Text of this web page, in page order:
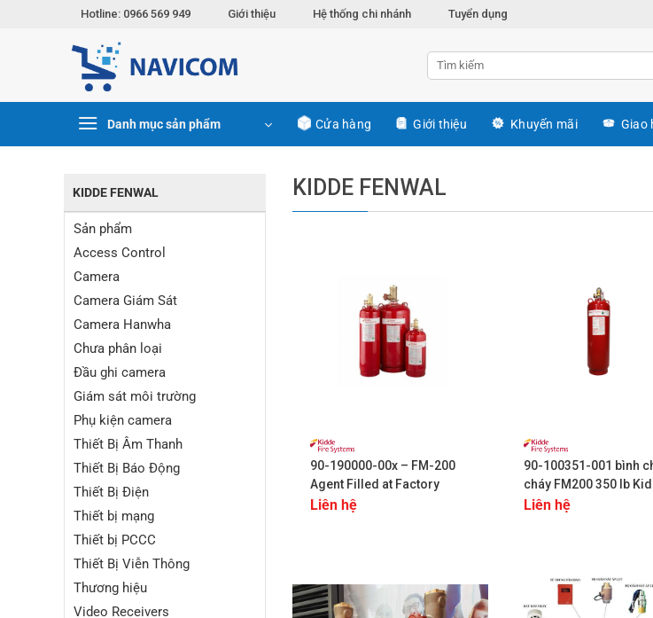
Hotline: 0966 569 949 Giới thiệu Hệ thống chi nhánh Tuyển dụng
Danh mục sản phẩm Cửa hàng Giới thiệu Khuyến mãi Giao
KIDDE FENWAL
Sản phẩm
Access Control
Camera
Camera Giám Sát
Camera Hanwha
Chưa phân loại
Đầu ghi camera
Giám sát môi trường
Phụ kiện camera
Thiết Bị Âm Thanh
Thiết Bị Báo Động
Thiết Bị Điện
Thiết bị mạng
Thiết bị PCCC
Thiết Bị Viễn Thông
Thương hiệu
Video Receivers
KIDDE FENWAL
90-190000-00x – FM-200
Agent Filled at Factory
Liên hệ
90-100351-001 bình
cháy FM200 350 lb
Liên hệ